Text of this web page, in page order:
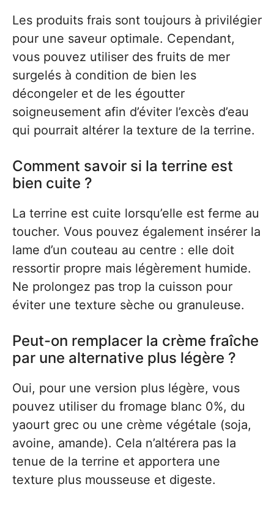
Les produits frais sont toujours à privilégier
pour une saveur optimale. Cependant,
vous pouvez utiliser des fruits de mer
surgelés à condition de bien les
décongeler et de les égoutter
soigneusement afin d’éviter l’excès d’eau
qui pourrait altérer la texture de la terrine.
Comment savoir si la terrine est
bien cuite ?
La terrine est cuite lorsqu’elle est ferme au
toucher. Vous pouvez également insérer la
lame d’un couteau au centre : elle doit
ressortir propre mais légèrement humide.
Ne prolongez pas trop la cuisson pour
éviter une texture sèche ou granuleuse.
Peut-on remplacer la crème fraîche
par une alternative plus légère ?
Oui, pour une version plus légère, vous
pouvez utiliser du fromage blanc 0%, du
yaourt grec ou une crème végétale (soja,
avoine, amande). Cela n’altérera pas la
tenue de la terrine et apportera une
texture plus mousseuse et digeste.